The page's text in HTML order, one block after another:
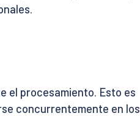
el procesamiento. Esto es
concurrentemente en los